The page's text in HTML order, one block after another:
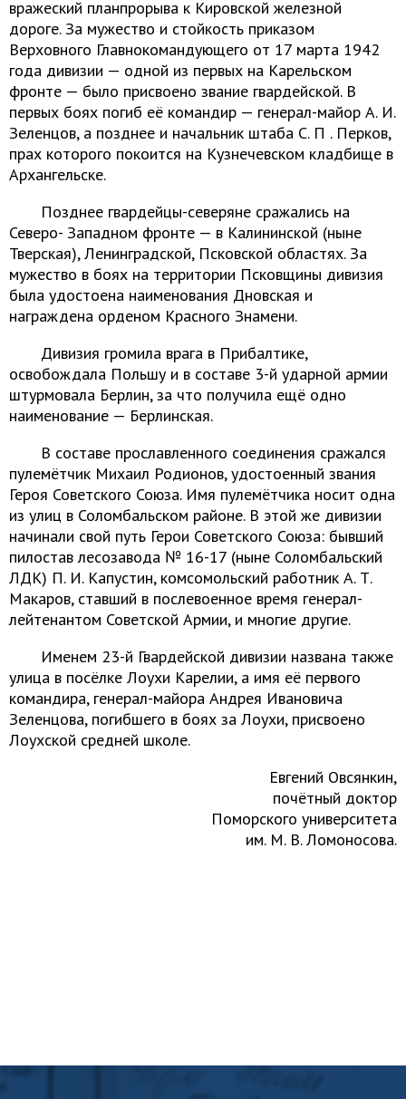
вражеский планпрорыва к Кировской железной
дороге. За мужество и стойкость приказом
Верховного Главнокомандующего от 17 марта 1942
года дивизии — одной из первых на Карельском
фронте — было присвоено звание гвардейской. В
первых боях погиб её командир — генерал-майор А. И.
Зеленцов, а позднее и начальник штаба С. П . Перков,
прах которого покоится на Кузнечевском кладбище в
Архангельске.
Позднее гвардейцы-северяне сражались на
Северо- Западном фронте — в Калининской (ныне
Тверская), Ленинградской, Псковской областях. За
мужество в боях на территории Псковщины дивизия
была удостоена наименования Дновская и
награждена орденом Красного Знамени.
Дивизия громила врага в Прибалтике,
освобождала Польшу и в составе 3-й ударной армии
штурмовала Берлин, за что получила ещё одно
наименование — Берлинская.
В составе прославленного соединения сражался
пулемётчик Михаил Родионов, удостоенный звания
Героя Советского Союза. Имя пулемётчика носит одна
из улиц в Соломбальском районе. В этой же дивизии
начинали свой путь Герои Советского Союза: бывший
пилостав лесозавода № 16-17 (ныне Соломбальский
ЛДК) П. И. Капустин, комсомольский работник А. Т.
Макаров, ставший в послевоенное время генерал-
лейтенантом Советской Армии, и многие другие.
Именем 23-й Гвардейской дивизии названа также
улица в посёлке Лоухи Карелии, а имя её первого
командира, генерал-майора Андрея Ивановича
Зеленцова, погибшего в боях за Лоухи, присвоено
Лоухской средней школе.
Евгений Овсянкин,
почётный доктор
Поморского университета
им. М. В. Ломоносова.